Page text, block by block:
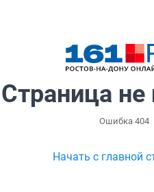
Страница не
Ошибка 404
Начать с главной